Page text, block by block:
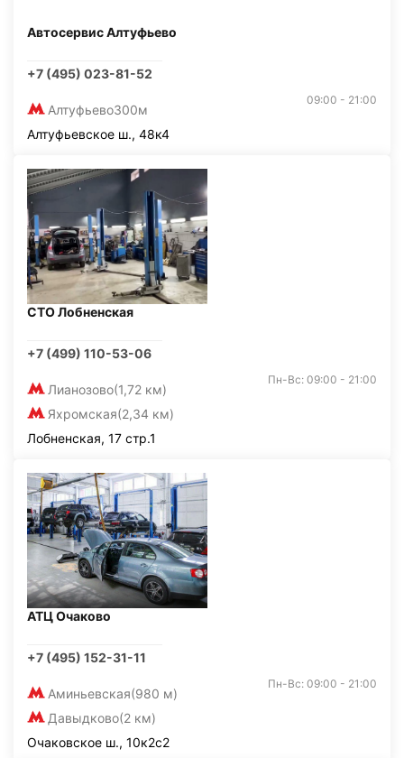
Автосервис Алтуфьево
+7 (495) 023-81-52
Алтуфьево300м
09:00 - 21:00
Алтуфьевское ш., 48к4
СТО Лобненская
+7 (499) 110-53-06
Лианозово(1,72 км)
Яхромская(2,34 км)
Пн-Вс: 09:00 - 21:00
Лобненская, 17 стр.1
АТЦ Очаково
+7 (495) 152-31-11
Аминьевская(980 м)
Давыдково(2 км)
Пн-Вс: 09:00 - 21:00
Очаковское ш., 10к2с2